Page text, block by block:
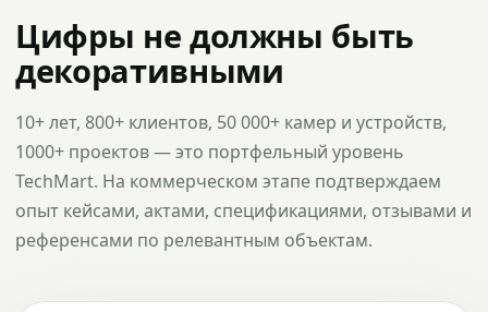
Цифры не должны быть
декоративными
10+ лет, 800+ клиентов, 50 000+ камер и устройств,
1000+ проектов — это портфельный уровень
TechMart. На коммерческом этапе подтверждаем
опыт кейсами, актами, спецификациями, отзывами и
референсами по релевантным объектам.